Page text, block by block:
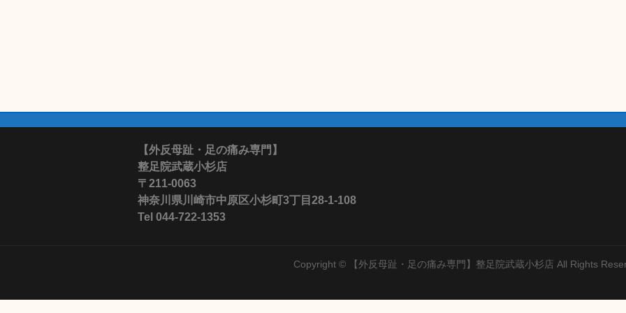
【外反母趾・足の痛み専門】
整足院武蔵小杉店
〒211-0063
神奈川県川崎市中原区小杉町3丁目28-1-108
Tel 044-722-1353
Copyright © 【外反母趾・足の痛み専門】整足院武蔵小杉店 All Rights